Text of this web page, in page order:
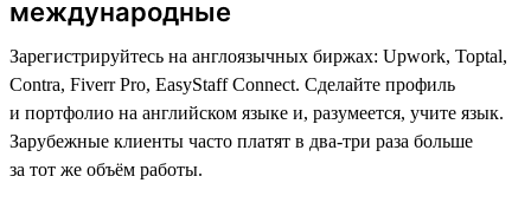
международные
Зарегистрируйтесь на англоязычных биржах: Upwork, Toptal,
Contra, Fiverr Pro, EasyStaff Connect. Сделайте профиль
и портфолио на английском языке и, разумеется, учите язык.
Зарубежные клиенты часто платят в два-три раза больше
за тот же объём работы.